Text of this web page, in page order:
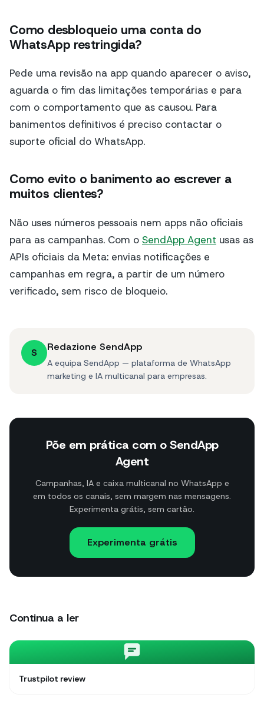
Como desbloqueio uma conta do
WhatsApp restringida?
Pede uma revisão na app quando aparecer o aviso,
aguarda o fim das limitações temporárias e para
com o comportamento que as causou. Para
banimentos definitivos é preciso contactar o
suporte oficial do WhatsApp.
Como evito o banimento ao escrever a
muitos clientes?
Não uses números pessoais nem apps não oficiais
para as campanhas. Com o SendApp Agent usas as
APIs oficiais da Meta: envias notificações e
campanhas em regra, a partir de um número
verificado, sem risco de bloqueio.
S Redazione SendApp
A equipa SendApp — plataforma de WhatsApp
marketing e IA multicanal para empresas.
Põe em prática com o SendApp
Agent
Campanhas, IA e caixa multicanal no WhatsApp e
em todos os canais, sem margem nas mensagens.
Experimenta grátis, sem cartão.
Experimenta grátis
Continua a ler
Trustpilot review